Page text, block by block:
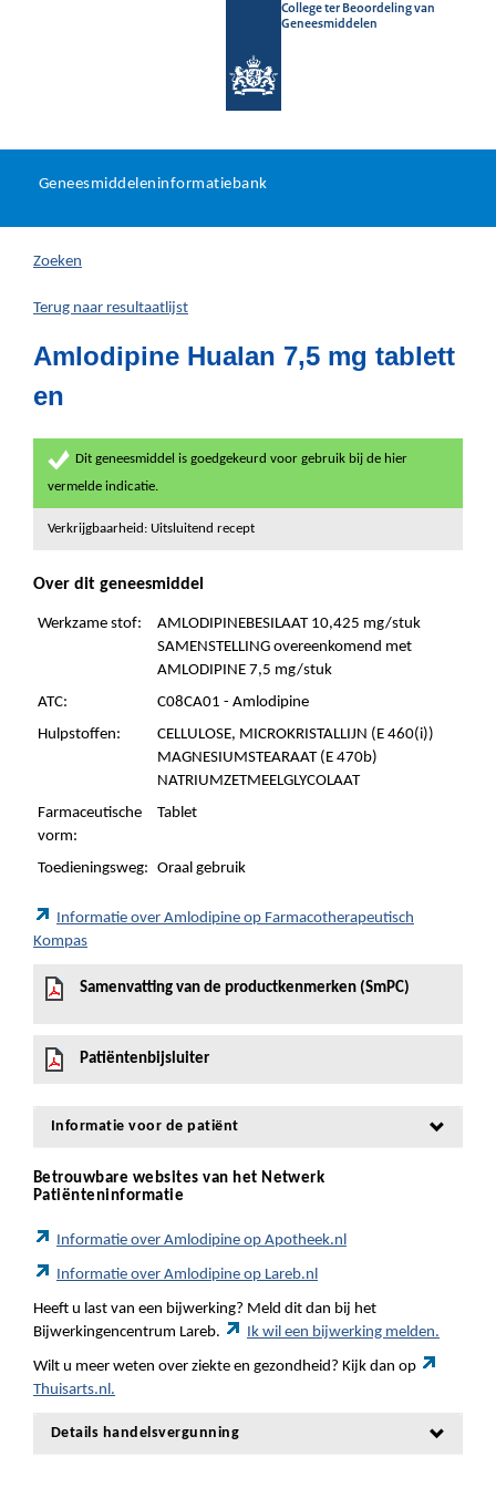
College ter Beoordeling van
Geneesmiddelen
U
hier:
Geneesmiddeleninformatiebank
Zoeken
Terug naar resultaatlijst
Amlodipine Hualan 7,5 mg tablett
en
Dit geneesmiddel is goedgekeurd voor gebruik bij de hier
vermelde indicatie.
Verkrijgbaarheid: Uitsluitend recept
Over dit geneesmiddel
Werkzame stof:
AMLODIPINEBESILAAT 10,425 mg/stuk
SAMENSTELLING overeenkomend met
AMLODIPINE 7,5 mg/stuk
ATC:
C08CA01 - Amlodipine
Hulpstoffen:
CELLULOSE, MICROKRISTALLIJN (E 460(i))
MAGNESIUMSTEARAAT (E 470b)
NATRIUMZETMEELGLYCOLAAT
Farmaceutische
vorm:
Tablet
Toedieningsweg: Oraal gebruik
Informatie over Amlodipine op Farmacotherapeutisch
Kompas
Samenvatting van de productkenmerken (SmPC)
Patiëntenbijsluiter
Informatie voor de patiënt
Betrouwbare websites van het Netwerk
Patiënteninformatie
Informatie over Amlodipine op Apotheek.nl
Informatie over Amlodipine op Lareb.nl
Heeft u last van een bijwerking? Meld dit dan bij het
Bijwerkingencentrum Lareb.
Ik wil een bijwerking melden.
Wilt u meer weten over ziekte en gezondheid? Kijk dan op
Thuisarts.nl.
Details handelsvergunning